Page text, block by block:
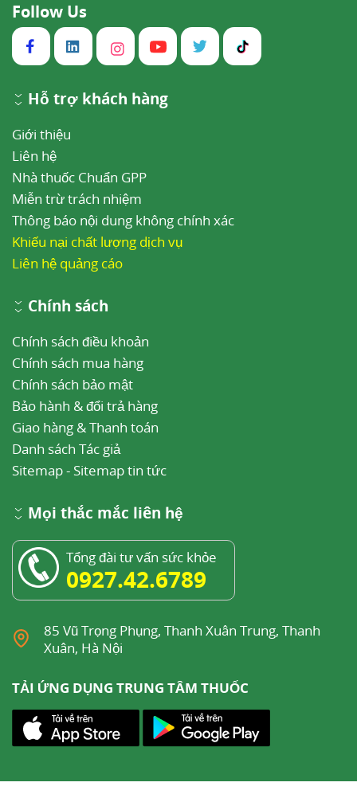
Follow Us
Hỗ trợ khách hàng
Giới thiệu
Liên hệ
Nhà thuốc Chuẩn GPP
Miễn trừ trách nhiệm
Thông báo nội dung không chính xác
Khiếu nại chất lượng dịch vụ
Liên hệ quảng cáo
Chính sách
Chính sách điều khoản
Chính sách mua hàng
Chính sách bảo mật
Bảo hành & đổi trả hàng
Giao hàng & Thanh toán
Danh sách Tác giả
Sitemap- Sitemap tin tức
Mọi thắc mắc liên hệ
Tổng đài tư vấn sức khỏe
0927.42.6789
85 Vũ Trọng Phụng, Thanh Xuân Trung, Thanh
Xuân, Hà Nội
TẢI ỨNG DỤNG TRUNG TÂM THUỐC